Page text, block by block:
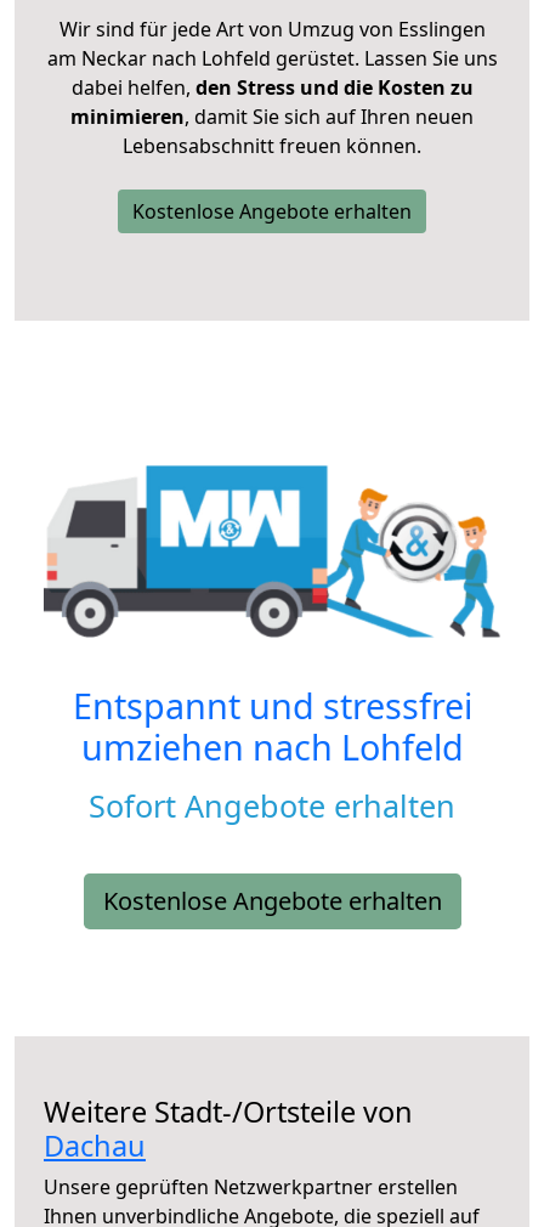
Wir sind für jede Art von Umzug von Esslingen
am Neckar nach Lohfeld gerüstet. Lassen Sie uns
dabei helfen, den Stress und die Kosten zu
minimieren, damit Sie sich auf Ihren neuen
Lebensabschnitt freuen können.
Kostenlose Angebote erhalten
Entspannt und stressfrei
umziehen nach Lohfeld
Sofort Angebote erhalten
Kostenlose Angebote erhalten
Weitere Stadt-/Ortsteile von
Dachau
Unsere geprüften Netzwerkpartner erstellen
Ihnen unverbindliche Angebote, die speziell auf